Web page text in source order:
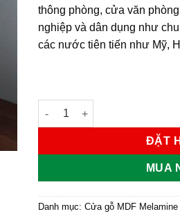
thông phòng, cửa văn
nghiệp và dân dụng như
các nước tiên tiến như Mỹ,
Cửa gỗ công nghiệp MDF
ĐẶT
MUA
Danh mục:Cửa gỗ MDF Melamine